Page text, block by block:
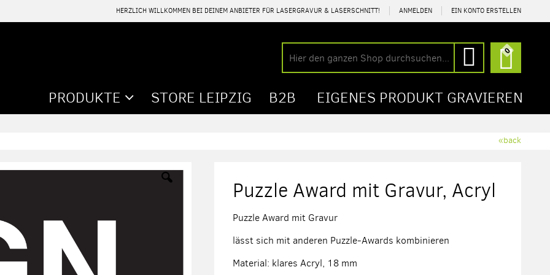
HERZLICH WILLKOMMEN BEI DEINEM ANBIETER FÜR LASERGRAVUR & LASERSCHNITT! ANMELDEN EIN KONTO ERSTELLEN
0
Suche
PRODUKTE STORE LEIPZIG B2B EIGENES PRODUKT GRAVIEREN
Puzzle Award mit Gravur, Acryl
Puzzle Award mit Gravur
lässt sich mit anderen Puzzle-Awards kombinieren
Material: klares Acryl, 18 mm
«back